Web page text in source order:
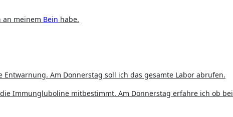
an meinem Bein habe.
Am Donnerstag soll ich das gesamte Labor abrufen.
Immungluboline mitbestimmt. Am Donnerstag erfahre ich ob bei